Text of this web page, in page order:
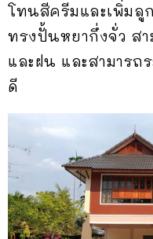
โทนสีครีมและเพิ่มลู
ทรงปั้นหยากึ่งจั่ว สา
และฝน และสามารถ
ดี